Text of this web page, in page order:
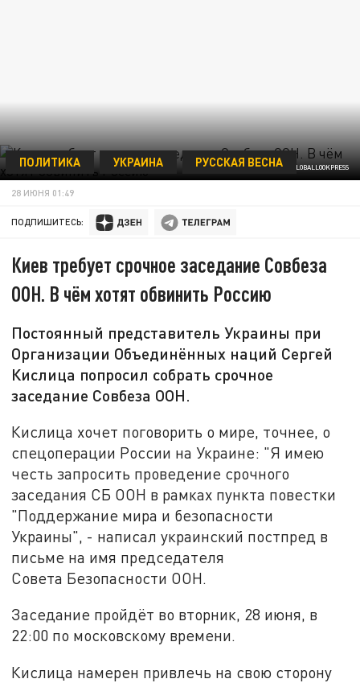
MANUEL ELIAS/XINHUA/GLOBALLOOKPRESS
ПОЛИТИКА УКРАИНА РУССКАЯ ВЕСНА
28 ИЮНЯ 01:49
ПОДПИШИТЕСЬ:
Киев требует срочное заседание Совбеза
ООН. В чём хотят обвинить Россию
Постоянный представитель Украины при
Организации Объединённых наций Сергей
Кислица попросил собрать срочное
заседание Совбеза ООН.
Кислица хочет поговорить о мире, точнее, о
спецоперации России на Украине: "Я имею
честь запросить проведение срочного
заседания СБ ООН в рамках пункта повестки
"Поддержание мира и безопасности
Украины", - написал украинский постпред в
письме на имя председателя
Совета Безопасности ООН.
Заседание пройдёт во вторник, 28 июня, в
22:00 по московскому времени.
Кислица намерен привлечь на свою сторону